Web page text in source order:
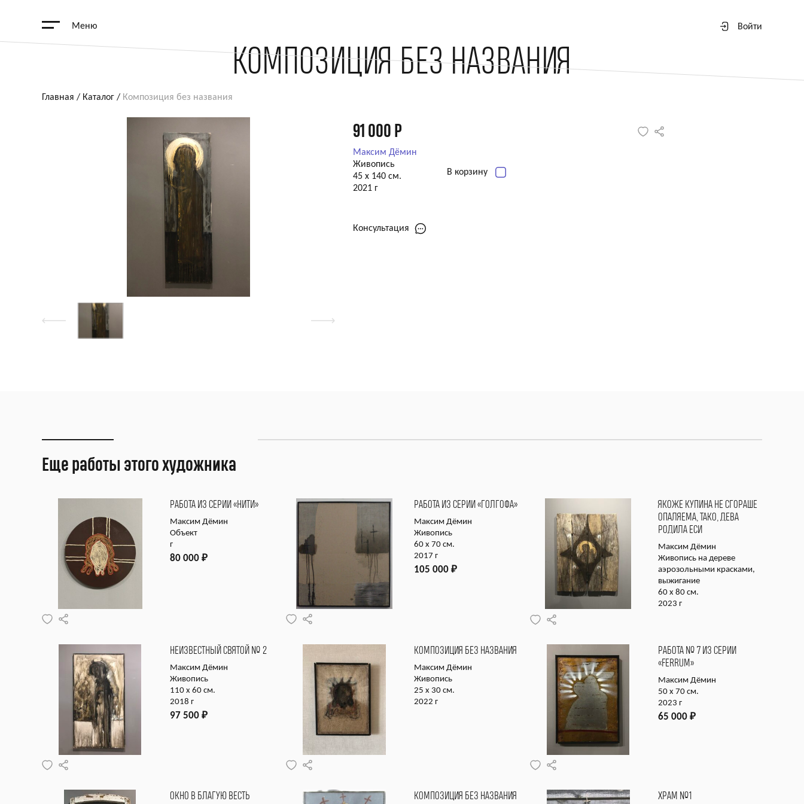
Меню Войти
КОМПОЗИЦИЯ БЕЗ НАЗВАНИЯ
Главная / Каталог / Композиция без названия
91 000 Р
Максим Дёмин
Живопись
45 х 140 см.
2021 г
В корзину
Консультация
Еще работы этого художника
РАБОТА ИЗ СЕРИИ «НИТИ»
Максим Дёмин
Объект
г
80 000 ₽
РАБОТА ИЗ СЕРИИ «ГОЛГОФА»
Максим Дёмин
Живопись
60 х 70 см.
2017 г
105 000 ₽
ЯКОЖЕ КУПИНА НЕ СГОРАШЕ
ОПАЛЯЕМА, ТАКО, ДЕВА
РОДИЛА ЕСИ
Максим Дёмин
Живопись на дереве
аэрозольными красками,
выжигание
60 х 80 см.
2023 г
НЕИЗВЕСТНЫЙ СВЯТОЙ № 2
Максим Дёмин
Живопись
110 х 60 см.
2018 г
97 500 ₽
КОМПОЗИЦИЯ БЕЗ НАЗВАНИЯ
Максим Дёмин
Живопись
25 х 30 см.
2022 г
РАБОТА № 7 ИЗ СЕРИИ
«FERRUM»
Максим Дёмин
50 х 70 см.
2023 г
65 000 ₽
ОКНО В БЛАГУЮ ВЕСТЬ КОМПОЗИЦИЯ БЕЗ НАЗВАНИЯ ХРАМ №1